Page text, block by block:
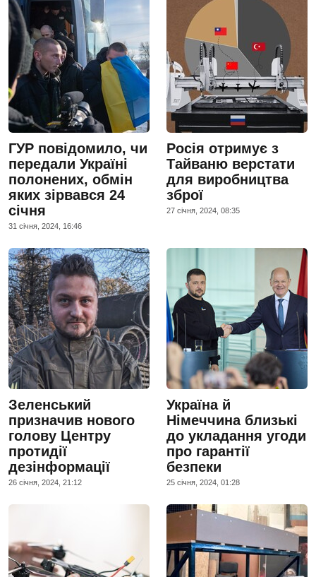
ГУР повідомило, чи
передали Україні
полонених, обмін
яких зірвався 24
січня
31 сiчня, 2024, 16:46
Росія отримує з
Тайваню верстати
для виробництва
зброї
27 сiчня, 2024, 08:35
Зеленський
призначив нового
голову Центру
протидії
дезінформації
26 сiчня, 2024, 21:12
Україна й
Німеччина близькі
до укладання угоди
про гарантії
безпеки
25 сiчня, 2024, 01:28